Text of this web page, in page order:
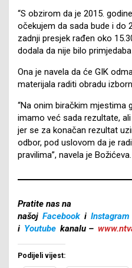
“S obzirom da je 2015.
očekujem da sada bude i do
zadnji presjek rađen oko
dodala da nije bilo
Ona je navela da će GIK
materijala raditi obradu
“Na onim biračkim mjestima
imamo već sada rezultate,
jer se za konačan rezultat
odbor, pod uslovom da je
pravilima”, navela je Božićeva.
Pratite nas na
našoj Facebook i Instagram
i Youtube kanalu –
Podijeli vijest: